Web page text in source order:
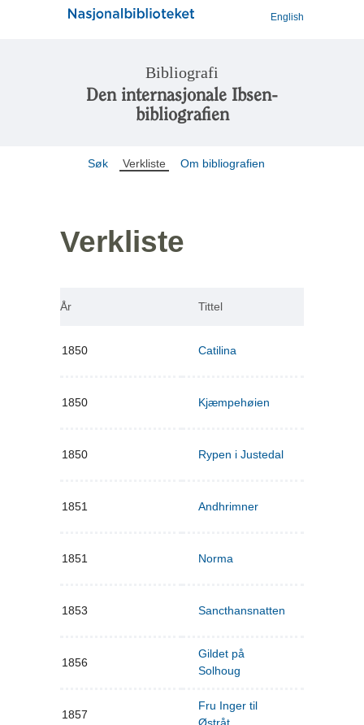
English
Bibliografi
Den internasjonale Ibsen-
bibliografien
Søk Verkliste Om bibliografien
Verkliste
År Tittel
1850 Catilina
1850 Kjæmpehøien
1850 Rypen i Justedal
1851 Andhrimner
1851 Norma
1853 Sancthansnatten
1856
Gildet på
Solhoug
1857
Fru Inger til
Østråt